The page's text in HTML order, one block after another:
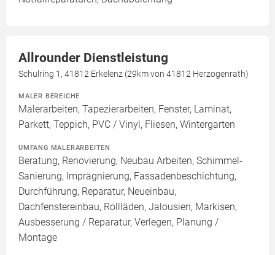
Allrounder Dienstleistung
Schulring 1, 41812 Erkelenz (29km von 41812 Herzogenrath)
MALER BEREICHE
Malerarbeiten, Tapezierarbeiten, Fenster, Laminat,
Parkett, Teppich, PVC / Vinyl, Fliesen, Wintergarten
UMFANG MALERARBEITEN
Beratung, Renovierung, Neubau Arbeiten, Schimmel-
Sanierung, Imprägnierung, Fassadenbeschichtung,
Durchführung, Reparatur, Neueinbau,
Dachfenstereinbau, Rollläden, Jalousien, Markisen,
Ausbesserung / Reparatur, Verlegen, Planung /
Montage